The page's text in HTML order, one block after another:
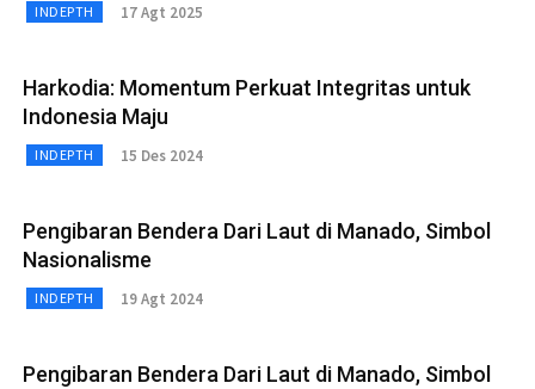
INDEPTH 17 Agt 2025
Harkodia: Momentum Perkuat Integritas untuk
Indonesia Maju
INDEPTH 15 Des 2024
Pengibaran Bendera Dari Laut di Manado, Simbol
Nasionalisme
INDEPTH 19 Agt 2024
Pengibaran Bendera Dari Laut di Manado, Simbol